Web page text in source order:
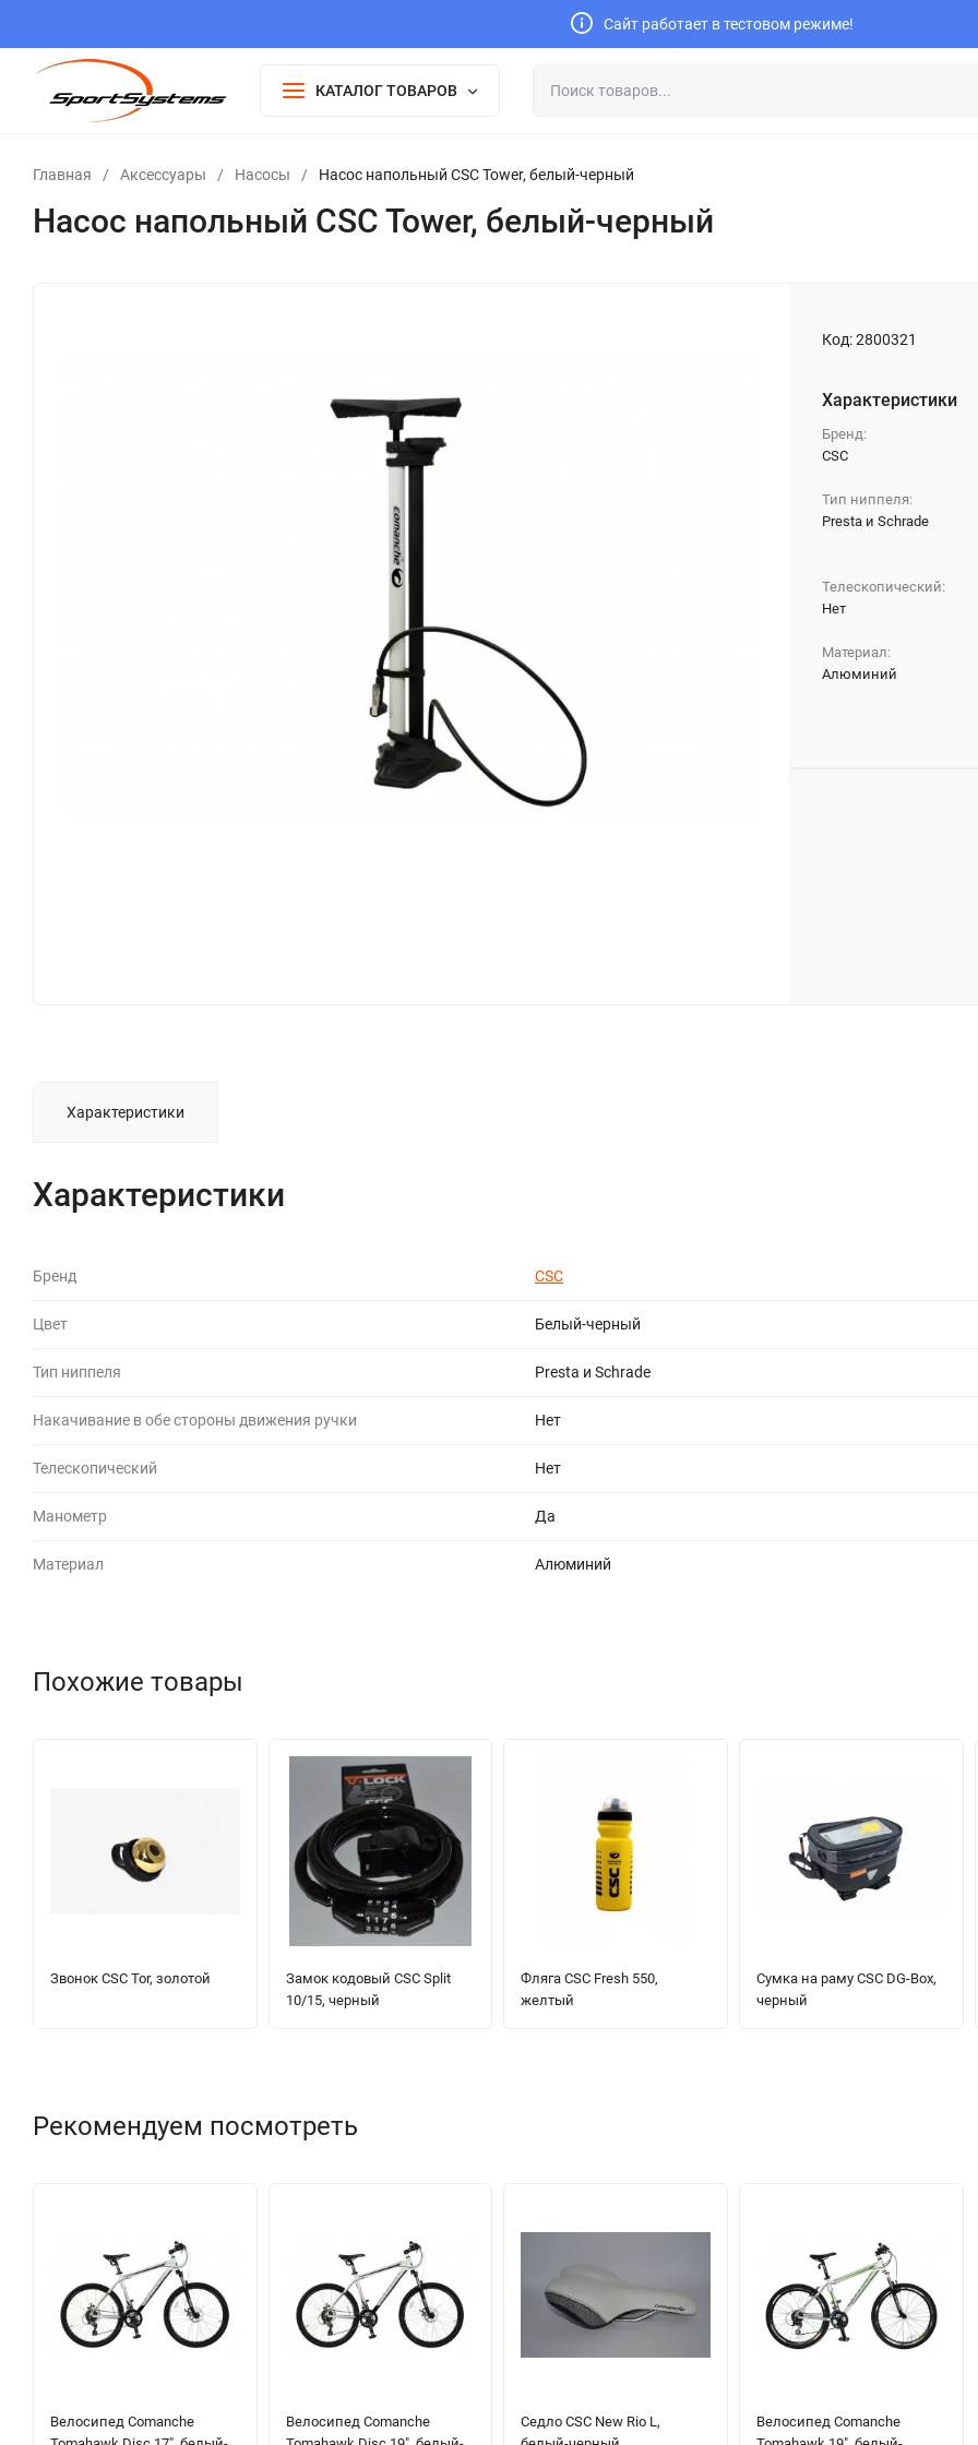
Сайт работает в тестовом режиме!
КАТАЛОГ ТОВАРОВ
Главная / Аксессуары / Насосы / Насос напольный CSC Tower, белый-черный
Насос напольный CSC Tower, белый-черный
Код:2800321
Характеристики
Бренд:
CSC
Тип ниппеля:
Presta и Schrade
Телескопический:
Нет
Материал:
Алюминий
Характеристики
Характеристики
Бренд CSC
Цвет Белый-черный
Тип ниппеля Presta и Schrade
Накачивание в обе стороны движения ручки Нет
Телескопический Нет
Манометр Да
Материал Алюминий
Похожие товары
Звонок CSC Tor, золотой
Замок кодовый CSC Split
10/15, черный
Фляга CSC Fresh 550,
желтый
Сумка на раму CSC DG-Box,
черный
Рекомендуем посмотреть
Велосипед Comanche
Велосипед Comanche
Седло CSC New Rio L,
Велосипед Comanche